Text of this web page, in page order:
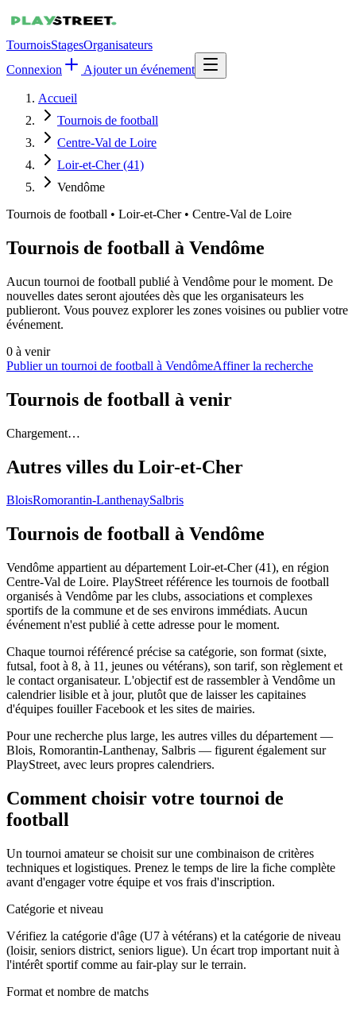
TournoisStagesOrganisateurs
Connexion
Ajouter un événement
Accueil
Tournois de football
Centre-Val de Loire
Loir-et-Cher (41)
Vendôme
Tournois de football • Loir-et-Cher • Centre-Val de Loire
Tournois de football à Vendôme
Aucun tournoi de football publié à Vendôme pour le moment. De
nouvelles dates seront ajoutées dès que les organisateurs les
publieront. Vous pouvez explorer les zones voisines ou publier votre
événement.
0 à venir
Publier un tournoi de football à VendômeAffiner la recherche
Tournois de football à venir
Chargement…
Autres villes du Loir-et-Cher
BloisRomorantin-LanthenaySalbris
Tournois de football à Vendôme
Vendôme appartient au département Loir-et-Cher (41), en région
Centre-Val de Loire. PlayStreet référence les tournois de football
organisés à Vendôme par les clubs, associations et complexes
sportifs de la commune et de ses environs immédiats. Aucun
événement n'est publié à cette adresse pour le moment.
Chaque tournoi référencé précise sa catégorie, son format (sixte,
futsal, foot à 8, à 11, jeunes ou vétérans), son tarif, son règlement et
le contact organisateur. L'objectif est de rassembler à Vendôme un
calendrier lisible et à jour, plutôt que de laisser les capitaines
d'équipes fouiller Facebook et les sites de mairies.
Pour une recherche plus large, les autres villes du département —
Blois, Romorantin-Lanthenay, Salbris — figurent également sur
PlayStreet, avec leurs propres calendriers.
Comment choisir votre tournoi de
football
Un tournoi amateur se choisit sur une combinaison de critères
techniques et logistiques. Prenez le temps de lire la fiche complète
avant d'engager votre équipe et vos frais d'inscription.
Catégorie et niveau
Vérifiez la catégorie d'âge (U7 à vétérans) et la catégorie de niveau
(loisir, seniors district, seniors ligue). Un écart trop important nuit à
l'intérêt sportif comme au fair-play sur le terrain.
Format et nombre de matchs